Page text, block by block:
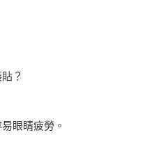
？
眼睛疲勞。